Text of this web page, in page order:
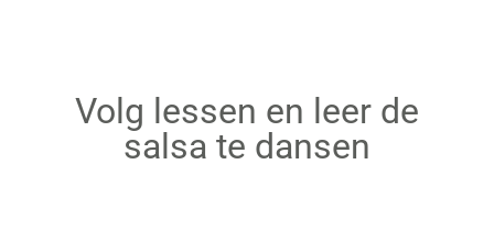
Volg lessen en leer de
salsa te dansen